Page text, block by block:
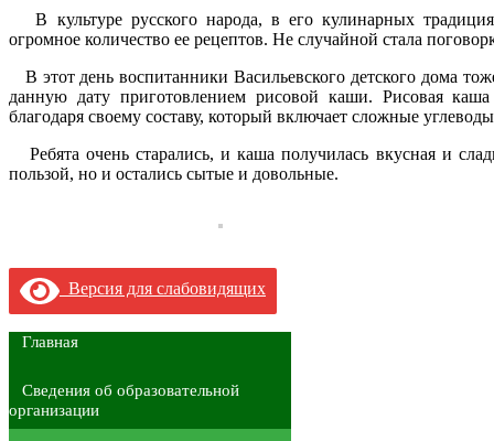
В культуре русского народа, в его кулинарных
огромное количество ее рецептов. Не случайной стала
В этот день воспитанники Васильевского детского дома
данную дату приготовлением рисовой каши. Рисовая
благодаря своему составу, который включает сложные
Ребята очень старались, и каша получилась вкусная и
пользой, но и остались сытые и довольные.
Версия для слабовидящих
Главная
Сведения об образовательной
организации